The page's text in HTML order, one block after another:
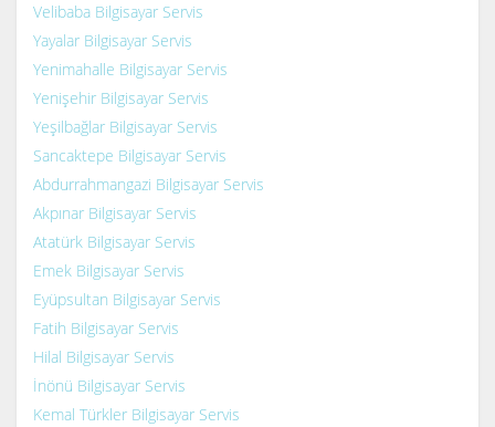
Velibaba Bilgisayar Servis
Yayalar Bilgisayar Servis
Yenimahalle Bilgisayar Servis
Yenişehir Bilgisayar Servis
Yeşilbağlar Bilgisayar Servis
Sancaktepe Bilgisayar Servis
Abdurrahmangazi Bilgisayar Servis
Akpınar Bilgisayar Servis
Atatürk Bilgisayar Servis
Emek Bilgisayar Servis
Eyüpsultan Bilgisayar Servis
Fatih Bilgisayar Servis
Hilal Bilgisayar Servis
İnönü Bilgisayar Servis
Kemal Türkler Bilgisayar Servis